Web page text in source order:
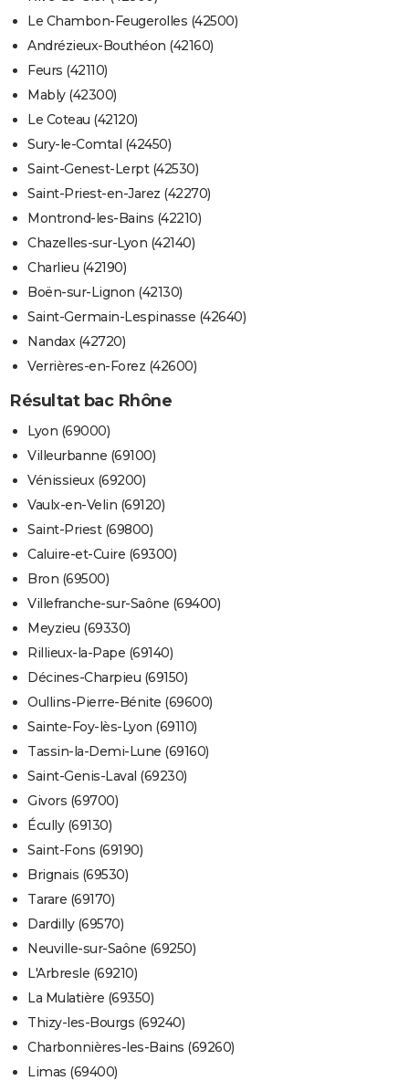
Le Chambon-Feugerolles (42500)
Andrézieux-Bouthéon (42160)
Feurs (42110)
Mably (42300)
Le Coteau (42120)
Sury-le-Comtal (42450)
Saint-Genest-Lerpt (42530)
Saint-Priest-en-Jarez (42270)
Montrond-les-Bains (42210)
Chazelles-sur-Lyon (42140)
Charlieu (42190)
Boën-sur-Lignon (42130)
Saint-Germain-Lespinasse (42640)
Nandax (42720)
Verrières-en-Forez (42600)
Résultat bac Rhône
Lyon (69000)
Villeurbanne (69100)
Vénissieux (69200)
Vaulx-en-Velin (69120)
Saint-Priest (69800)
Caluire-et-Cuire (69300)
Bron (69500)
Villefranche-sur-Saône (69400)
Meyzieu (69330)
Rillieux-la-Pape (69140)
Décines-Charpieu (69150)
Oullins-Pierre-Bénite (69600)
Sainte-Foy-lès-Lyon (69110)
Tassin-la-Demi-Lune (69160)
Saint-Genis-Laval (69230)
Givors (69700)
Écully (69130)
Saint-Fons (69190)
Brignais (69530)
Tarare (69170)
Dardilly (69570)
Neuville-sur-Saône (69250)
L'Arbresle (69210)
La Mulatière (69350)
Thizy-les-Bourgs (69240)
Charbonnières-les-Bains (69260)
Limas (69400)